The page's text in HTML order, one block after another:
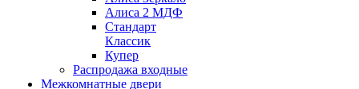
Алиса 2 МДФ
Стандарт
Классик
Купер
Распродажа входные
Межкомнатные двери